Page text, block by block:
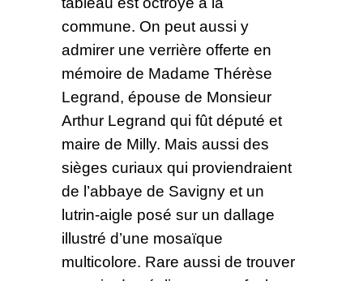
commune. On peut aussi y
admirer une verrière offerte en
mémoire de Madame Thérèse
Legrand, épouse de Monsieur
Arthur Legrand qui fût député et
maire de Milly. Mais aussi des
sièges curiaux qui proviendraient
de l’abbaye de Savigny et un
lutrin-aigle posé sur un dallage
illustré d’une mosaïque
multicolore. Rare aussi de trouver